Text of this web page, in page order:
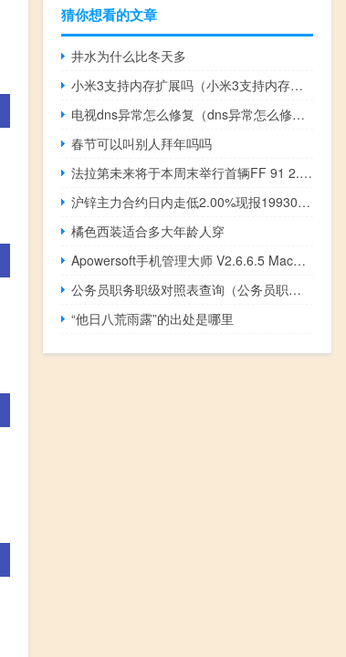
猜你想看的文章
井水为什么比冬天多
小米3支持内存扩展吗（小米3支持内存卡吗）
电视dns异常怎么修复（dns异常怎么修复）
春节可以叫别人拜年吗吗
法拉第未来将于本周末举行首辆FF 91 2.0 Futurist Alliance交付仪式
沪锌主力合约日内走低2.00%现报19930.00元/吨
橘色西装适合多大年龄人穿
Apowersoft手机管理大师 V2.6.6.5 Mac版（Apowersoft手机管理大师 V2.6.6.5 Mac版功能简介）
公务员职务职级对照表查询（公务员职务职级对照表）
“他日八荒雨露”的出处是哪里